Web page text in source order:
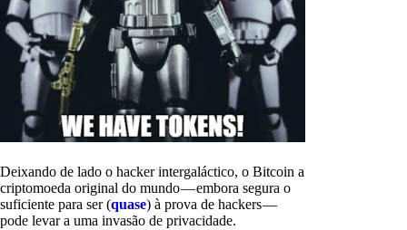
Deixando de lado o hacker intergaláctico, o Bitcoin a
criptomoeda original do mundo — embora segura o
suficiente para ser (quase) à prova de hackers —
pode levar a uma invasão de privacidade.